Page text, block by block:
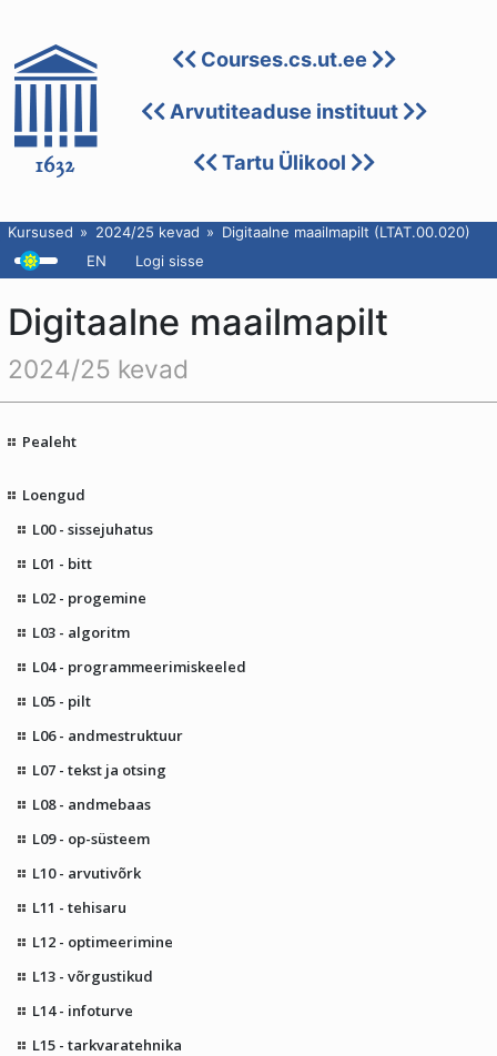
Courses.cs.ut.ee
Arvutiteaduse instituut
Tartu Ülikool
Kursused 2024/25 kevad
Digitaalne maailmapilt (LTAT.00.020)
EN
Logi sisse
Digitaalne maailmapilt
2024/25 kevad
Pealeht
Loengud
L00 - sissejuhatus
L01 - bitt
L02 - progemine
L03 - algoritm
L04 - programmeerimiskeeled
L05 - pilt
L06 - andmestruktuur
L07 - tekst ja otsing
L08 - andmebaas
L09 - op-süsteem
L10 - arvutivõrk
L11 - tehisaru
L12 - optimeerimine
L13 - võrgustikud
L14 - infoturve
L15 - tarkvaratehnika